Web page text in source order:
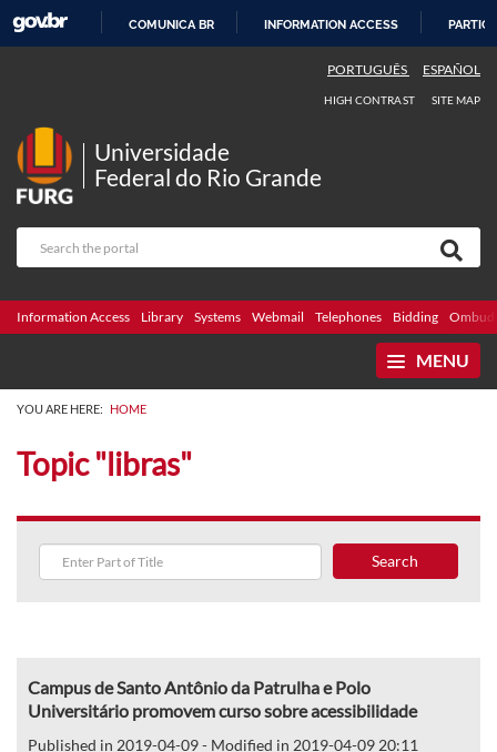
COMUNICA BR INFORMATION ACCESS
PORTUGUÊS ESPAÑOL
HIGH CONTRAST SITE MAP
Universidade
Federal do Rio Grande
Information Access Library Systems Webmail Telephones Bidding
MENU
YOU ARE HERE: HOME
Topic "libras"
Search
Campus de Santo Antônio da Patrulha e Polo
Universitário promovem curso sobre acessibilidade
Published in 2019-04-09 - Modified in 2019-04-09 20:11